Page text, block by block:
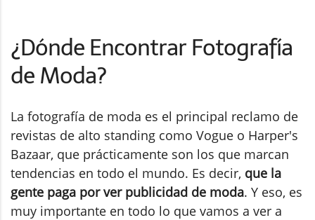
¿Dónde Encontrar Fotografía
de Moda?
La fotografía de moda es el principal reclamo de
revistas de alto standing como Vogue o Harper's
Bazaar, que prácticamente son los que marcan
tendencias en todo el mundo. Es decir, que la
gente paga por ver publicidad de moda. Y eso, es
muy importante en todo lo que vamos a ver a